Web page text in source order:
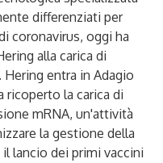
differenziati per
coronavirus, oggi ha
alla carica di
entra in Adagio
ricoperto la carica di
mRNA, un'attività
la gestione della
lancio dei primi vaccini